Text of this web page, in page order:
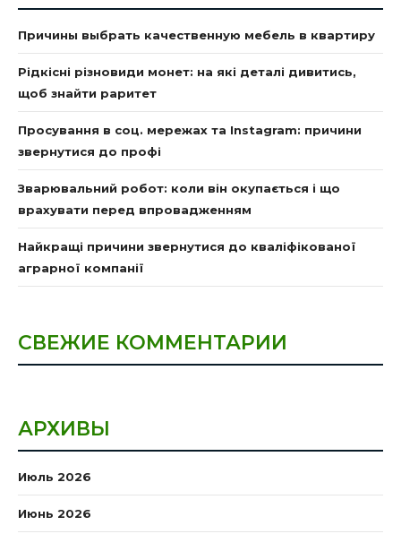
Причины выбрать качественную мебель в квартиру
Рідкісні різновиди монет: на які деталі дивитись,
щоб знайти раритет
Просування в соц. мережах та Instagram: причини
звернутися до профі
Зварювальний робот: коли він окупається і що
врахувати перед впровадженням
Найкращі причини звернутися до кваліфікованої
аграрної компанії
СВЕЖИЕ КОММЕНТАРИИ
АРХИВЫ
Июль 2026
Июнь 2026